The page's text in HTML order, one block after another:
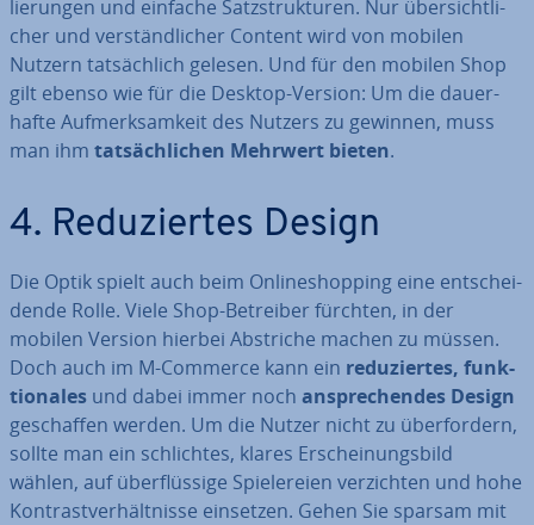
lie­run­gen und einfache Satz­struk­tu­ren. Nur über­sicht­li­
cher und ver­ständ­li­cher Content wird von mobilen
Nutzern tat­säch­lich gelesen. Und für den mobilen Shop
gilt ebenso wie für die Desktop-Version: Um die dau­er­
haf­te Auf­merk­sam­keit des Nutzers zu gewinnen, muss
man ihm tat­säch­li­chen Mehrwert bieten.
4. Re­du­zier­tes Design
Die Optik spielt auch beim On­line­shop­ping eine ent­schei­
den­de Rolle. Viele Shop-Betreiber fürchten, in der
mobilen Version hierbei Abstriche machen zu müssen.
Doch auch im M-Commerce kann ein re­du­zier­tes, funk­
tio­na­les und dabei immer noch an­spre­chen­des Design
ge­schaf­fen werden. Um die Nutzer nicht zu über­for­dern,
sollte man ein schlich­tes, klares Er­schei­nungs­bild
wählen, auf über­flüs­si­ge Spie­le­rei­en ver­zich­ten und hohe
Kon­trast­ver­hält­nis­se einsetzen. Gehen Sie sparsam mit